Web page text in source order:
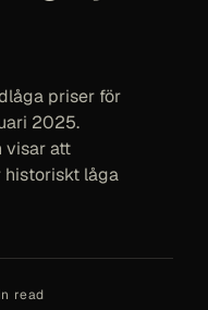
priser för
2025.
visar att
historiskt låga
read